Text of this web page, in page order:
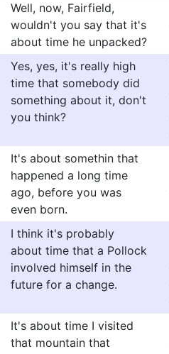
Well, now, Fairfield,
wouldn't you say that it's
about time he unpacked?
Yes, yes, it's really high
time that somebody did
something about it, don't
you think?
It's about somethin that
happened a long time
ago, before you was
even born.
I think it's probably
about time that a Pollock
involved himself in the
future for a change.
It's about time I visited
that mountain that